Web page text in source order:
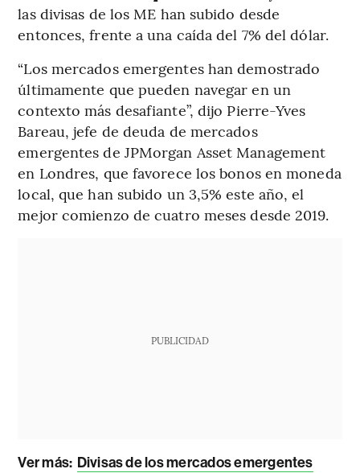
las divisas de los ME han subido desde
entonces, frente a una caída del 7% del dólar.
“Los mercados emergentes han demostrado
últimamente que pueden navegar en un
contexto más desafiante”, dijo Pierre-Yves
Bareau, jefe de deuda de mercados
emergentes de JPMorgan Asset Management
en Londres, que favorece los bonos en moneda
local, que han subido un 3,5% este año, el
mejor comienzo de cuatro meses desde 2019.
PUBLICIDAD
Ver más: Divisas de los mercados emergentes